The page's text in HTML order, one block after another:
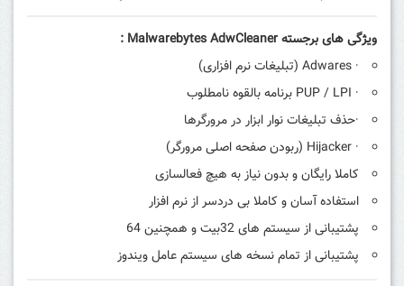
ویژگی های برجستهMalwarebytes AdwCleaner
:
· Adwares (تبلیغات نرم افزاری)
· PUP / LPI برنامه بالقوه نامطلوب
·حذف تبلیغات نوار ابزار در مرورگرها
· Hijacker (ربودن صفحه اصلی مرورگر)
کاملا رایگان و بدون نیاز به هیچ فعالسازی
استفاده آسان و کاملا بی دردسر از نرم افزار
پشتیبانی از سیستم های 32بیت و همچنین 64
پشتیبانی از تمام نسخه های سیستم عامل ویندوز